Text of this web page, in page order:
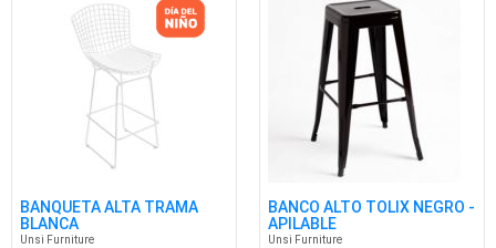
BANQUETA ALTA TRAMA
BLANCA
Unsi Furniture
BANCO ALTO TOLIX NEGRO -
APILABLE
Unsi Furniture